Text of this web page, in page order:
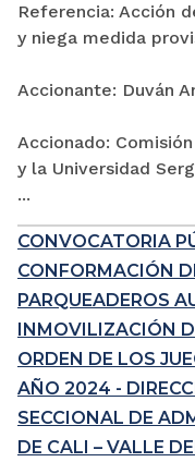
Referencia: Acción
y niega medida
Accionante: Duván
Accionado:
y la Universidad
...
CONVOCATORIA
CONFORMACIÓN
PARQUEADEROS
INMOVILIZACIÓN
ORDEN DE LOS
AÑO 2024 -
SECCIONAL DE
DE CALI – VALLE